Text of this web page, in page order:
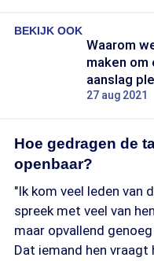
BEKIJK OOK
Waarom
maken om
aanslag
27 aug 2021
Hoe gedragen de
openbaar?
"Ik kom veel leden van
spreek met veel van
maar opvallend
Dat iemand hen vraagt